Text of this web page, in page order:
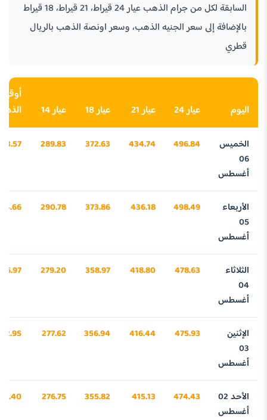
السابقة لكل من جرام الذهب عيار 24 قيراط، 21 قيراط، 18 قيراط
بالإضافة إلى سعر الجنيه الذهب، وسعر اونصة الذهب بالريال
قطري
اليوم عيار 24 عيار 21 عيار 18 عيار 14
أوقية
الخميس
06
أغسطس
496.84
434.74
372.63
289.83
الأربعاء
05
أغسطس
498.49
436.18
373.86
290.78
الثلاثاء
04
أغسطس
478.63
418.80
358.97
279.20
الإثنين
03
أغسطس
475.93
416.44
356.94
277.62
الأحد 02
أغسطس
474.43
415.13
355.82
276.75